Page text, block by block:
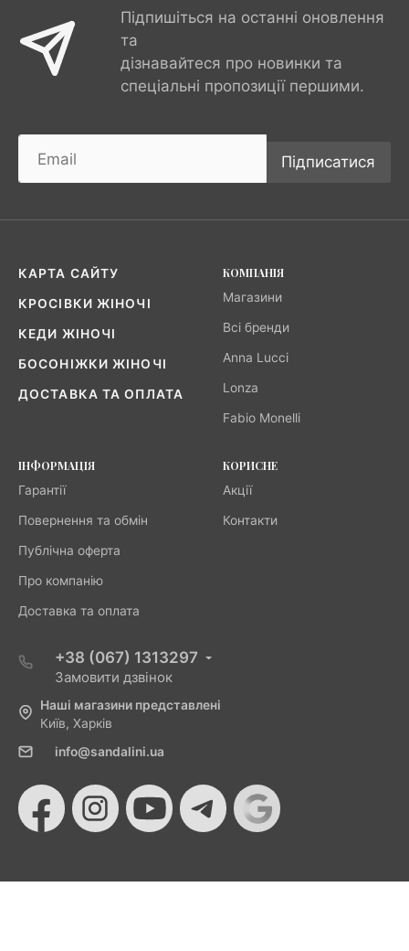
Підпишіться на останні оновлення
та
дізнавайтеся про новинки та
спеціальні пропозиції першими.
Підписатися
КАРТА САЙТУ
КРОСІВКИ ЖІНОЧІ
КЕДИ ЖІНОЧІ
БОСОНІЖКИ ЖІНОЧІ
ДОСТАВКА ТА ОПЛАТА
КОМПАНІЯ
Магазини
Всі бренди
Anna Lucci
Lonza
Fabio Monelli
ІНФОРМАЦІЯ
Гарантії
Повернення та обмін
Публічна оферта
Про компанію
Доставка та оплата
КОРИСНЕ
Акції
Контакти
+38 (067) 1313297
Замовити дзвінок
Наші магазини представлені
Київ, Харків
info@sandalini.ua